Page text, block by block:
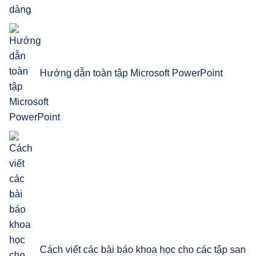
Hướng dẫn toàn tập Microsoft PowerPoint
Cách viết các bài báo khoa học cho các tập san